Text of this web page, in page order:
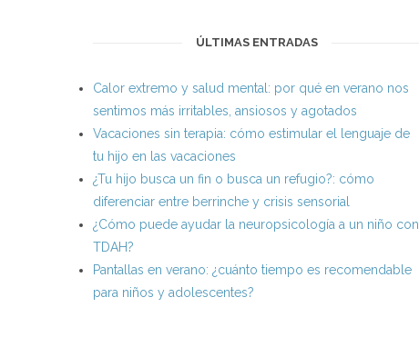
ÚLTIMAS ENTRADAS
Calor extremo y salud mental: por qué en verano nos
sentimos más irritables, ansiosos y agotados
Vacaciones sin terapia: cómo estimular el lenguaje de
tu hijo en las vacaciones
¿Tu hijo busca un fin o busca un refugio?: cómo
diferenciar entre berrinche y crisis sensorial
¿Cómo puede ayudar la neuropsicología a un niño con
TDAH?
Pantallas en verano: ¿cuánto tiempo es recomendable
para niños y adolescentes?